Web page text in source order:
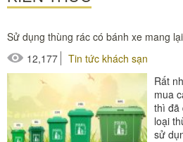
Sử dụng thùng rác có bánh xe mang
12,177
Tin tức khách sạn
Rất
mua
thì đã
loại
sử